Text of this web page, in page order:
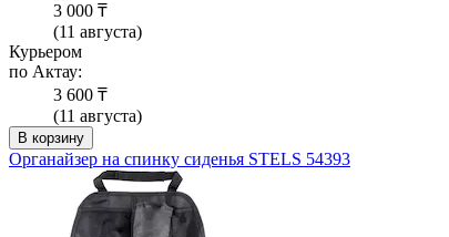
3 000 ₸
(11 августа)
Курьером
по Актау:
3 600 ₸
(11 августа)
В корзину
Органайзер на спинку сиденья STELS 54393